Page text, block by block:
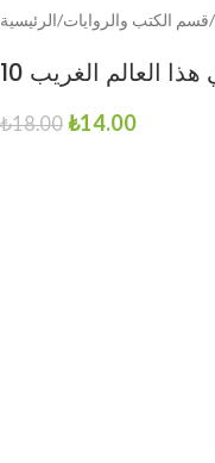
الرئيسية قسم الكتب والروايات
₺18.00 ₺14.00